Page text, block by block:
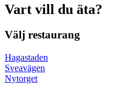
Vart vill du äta?
Välj restaurang
Hagastaden
Sveavägen
Nytorget